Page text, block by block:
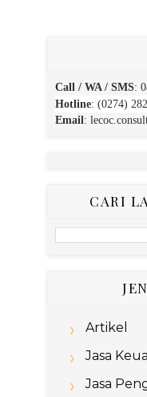
Call / WA / SMS:
Hotline: (0274)
Email:
CARI
Artikel
Jasa
Jasa